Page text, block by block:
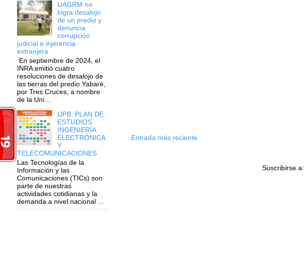
Entrada más reciente
Suscribirse a:
UAGRM no
logra desalojo
de un predio y
denuncia
corrupción
judicial e injerencia
extranjera
En septiembre de 2024, el
INRA emitió cuatro
resoluciones de desalojo de
las tierras del predio Yabaré,
por Tres Cruces, a nombre
de la Uni...
UPB: PLAN DE
ESTUDIOS
INGENIERÍA
ELECTRÓNICA
Y
TELECOMUNICACIONES
Las Tecnologías de la
Información y las
Comunicaciones (TICs) son
parte de nuestras
actividades cotidianas y la
demanda a nivel nacional ...